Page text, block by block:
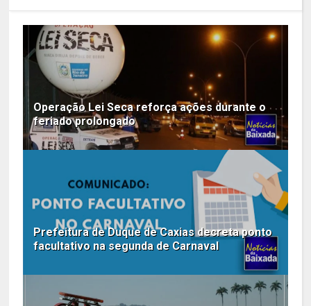
Operação Lei Seca reforça ações durante o
feriado prolongado
Prefeitura de Duque de Caxias decreta ponto
facultativo na segunda de Carnaval